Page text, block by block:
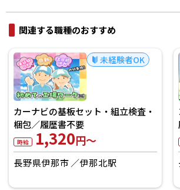
関連する職種のおすすめ
未経験者OK
コンデンサ製造オペ・X線検査／履
歴書不要
時給 1,360円～
長野県伊那市